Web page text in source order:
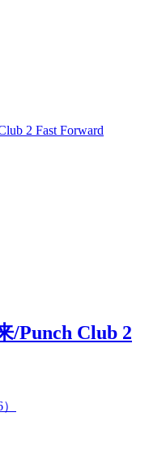
/Punch Club 2